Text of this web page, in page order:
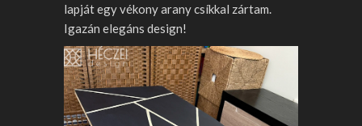
lapját egy vékony arany csíkkal zártam.
Igazán elegáns design!